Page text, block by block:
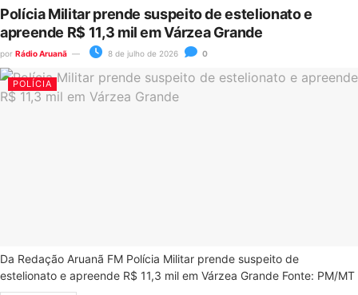
Polícia Militar prende suspeito de estelionato e
apreende R$ 11,3 mil em Várzea Grande
por Rádio Aruanã 8 de julho de 2026 0
POLÍCIA
Da Redação Aruanã FM Polícia Militar prende suspeito de
estelionato e apreende R$ 11,3 mil em Várzea Grande Fonte: PM/MT